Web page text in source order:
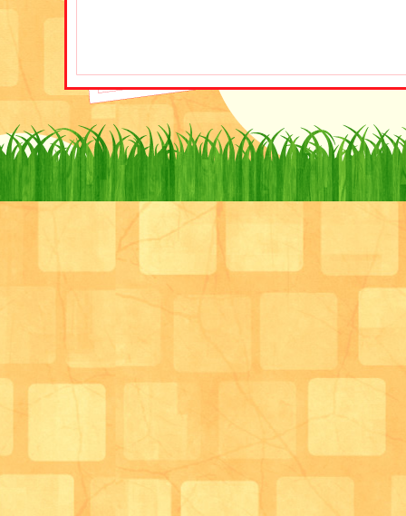
普段ご利用者様のサロンでの様子を知らないご家族様
方にはご自宅以外でのご様子として『こんな一面もあ
お声をいただいたり、
体温、血圧、体重などのバイタルサインの記録をお知
の体調管理に繋げることができるなどのお声をいただ
私は、生活相談員として、また管理栄養士として皆
窓口をさせていただいているのですが、
私はまずここ1か月で大きな体重変化はないか、また
大きな体重変化はないかをお伝えするようにしていま
ンドローム予防のため栄養の摂取過剰を気を付ける
要介護高齢者はその逆で、栄養をしっかり摂って低